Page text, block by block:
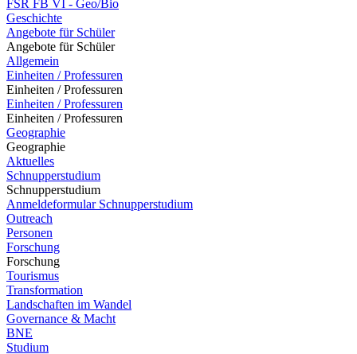
FSR FB VI - Geo/Bio
Geschichte
Angebote für Schüler
Angebote für Schüler
Allgemein
Einheiten / Professuren
Einheiten / Professuren
Einheiten / Professuren
Einheiten / Professuren
Geographie
Geographie
Aktuelles
Schnupperstudium
Schnupperstudium
Anmeldeformular Schnupperstudium
Outreach
Personen
Forschung
Forschung
Tourismus
Transformation
Landschaften im Wandel
Governance & Macht
BNE
Studium